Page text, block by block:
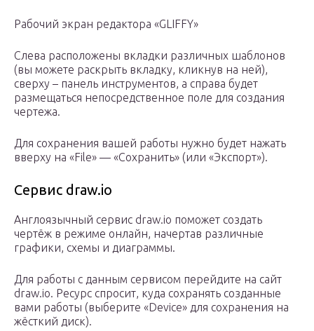
Рабочий экран редактора «GLIFFY»
Слева расположены вкладки различных шаблонов
(вы можете раскрыть вкладку, кликнув на ней),
сверху – панель инструментов, а справа будет
размещаться непосредственное поле для создания
чертежа.
Для сохранения вашей работы нужно будет нажать
вверху на «File» — «Сохранить» (или «Экспорт»).
Сервис draw.io
Англоязычный сервис draw.io поможет создать
чертёж в режиме онлайн, начертав различные
графики, схемы и диаграммы.
Для работы с данным сервисом перейдите на сайт
draw.io. Ресурс спросит, куда сохранять созданные
вами работы (выберите «Device» для сохранения на
жёсткий диск).